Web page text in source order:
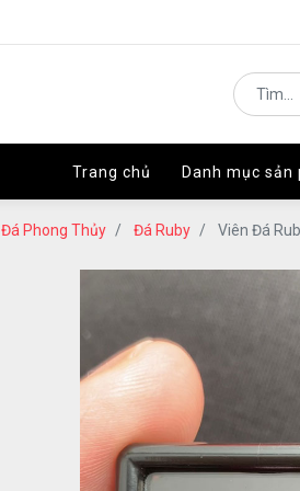
Trang chủ Danh mục sản
Trang chủ Danh mục sản
Đá Phong Thủy Đá Ruby Viên Đá